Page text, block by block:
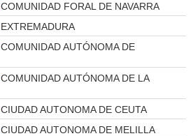
COMUNIDAD FORAL DE NAVARRA
EXTREMADURA
COMUNIDAD AUTÓNOMA DE
COMUNIDAD AUTÓNOMA DE LA
CIUDAD AUTONOMA DE CEUTA
CIUDAD AUTONOMA DE MELILLA